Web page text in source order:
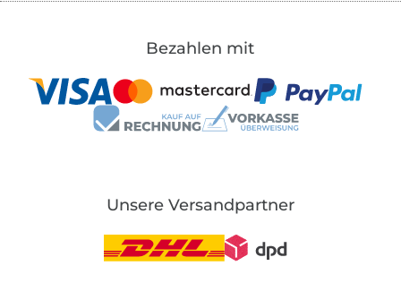
Bezahlen mit
Unsere Versandpartner